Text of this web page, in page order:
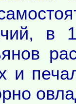
в
и